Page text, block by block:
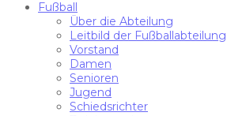
Fußball
Über die Abteilung
Leitbild der Fußballabteilung
Vorstand
Damen
Senioren
Jugend
Schiedsrichter